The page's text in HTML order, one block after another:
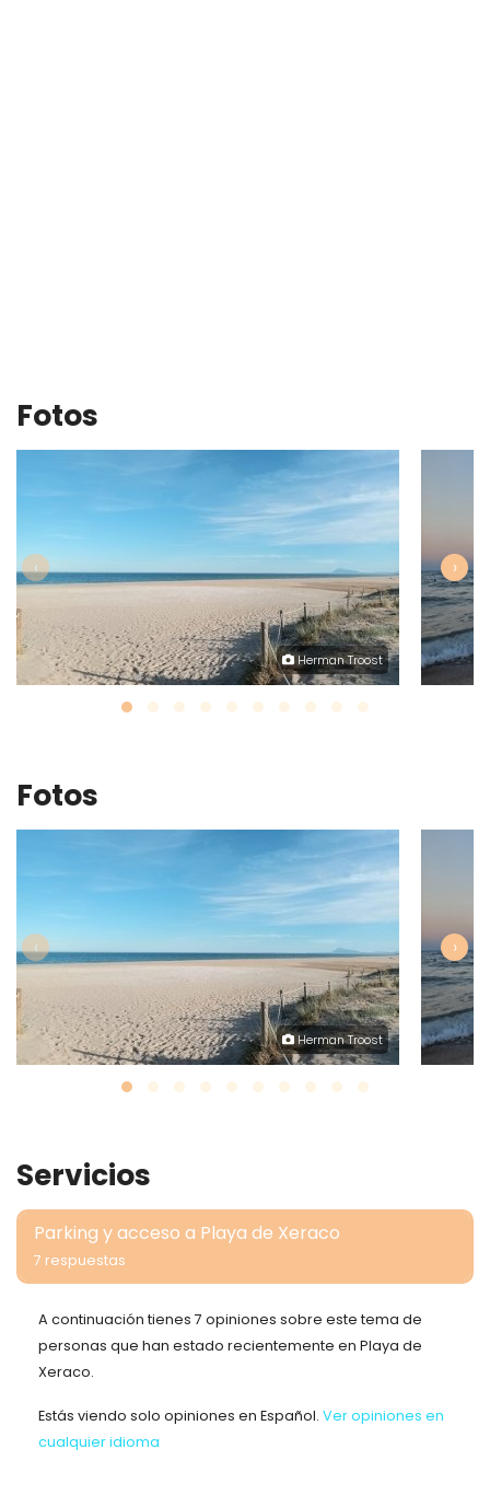
Fotos
Herman Troost
‹ ›
Fotos
Herman Troost
‹ ›
Servicios
Parking y acceso a Playa de Xeraco
7 respuestas
A continuación tienes 7 opiniones sobre este tema de
personas que han estado recientemente en Playa de
Xeraco.
Estás viendo solo opiniones en Español. Ver opiniones en
cualquier idioma